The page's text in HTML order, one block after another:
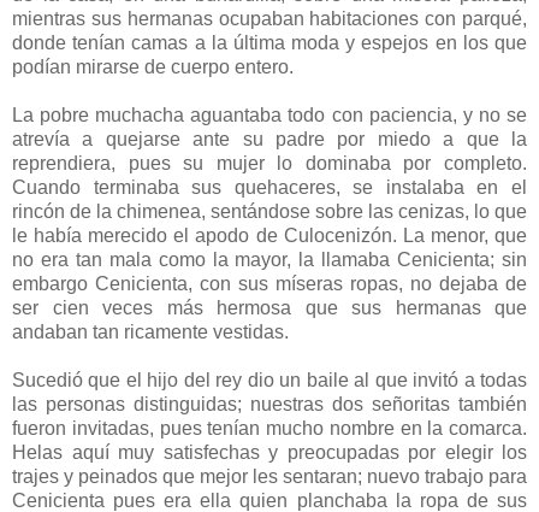
mientras sus hermanas ocupaban habitaciones con parqué,
donde tenían camas a la última moda y espejos en los que
podían mirarse de cuerpo entero.
La pobre muchacha aguantaba todo con paciencia, y no se
atrevía a quejarse ante su padre por miedo a que la
reprendiera, pues su mujer lo dominaba por completo.
Cuando terminaba sus quehaceres, se instalaba en el
rincón de la chimenea, sentándose sobre las cenizas, lo que
le había merecido el apodo de Culocenizón. La menor, que
no era tan mala como la mayor, la llamaba Cenicienta; sin
embargo Cenicienta, con sus míseras ropas, no dejaba de
ser cien veces más hermosa que sus hermanas que
andaban tan ricamente vestidas.
Sucedió que el hijo del rey dio un baile al que invitó a todas
las personas distinguidas; nuestras dos señoritas también
fueron invitadas, pues tenían mucho nombre en la comarca.
Helas aquí muy satisfechas y preocupadas por elegir los
trajes y peinados que mejor les sentaran; nuevo trabajo para
Cenicienta pues era ella quien planchaba la ropa de sus